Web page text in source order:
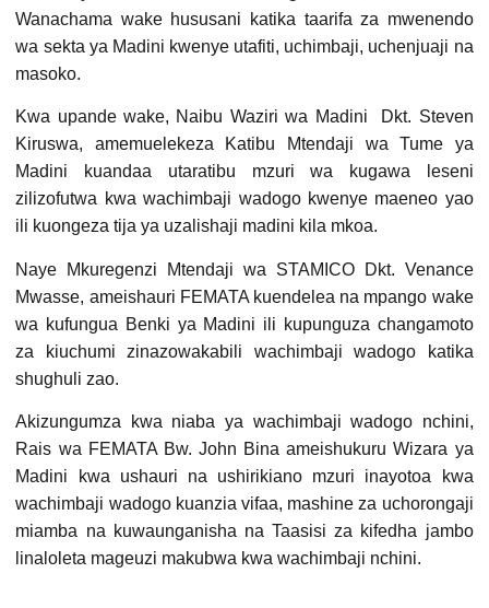
Wanachama wake hususani katika taarifa za mwenendo
wa sekta ya Madini kwenye utafiti, uchimbaji, uchenjuaji na
masoko.
Kwa upande wake, Naibu Waziri wa Madini Dkt. Steven
Kiruswa, amemuelekeza Katibu Mtendaji wa Tume ya
Madini kuandaa utaratibu mzuri wa kugawa leseni
zilizofutwa kwa wachimbaji wadogo kwenye maeneo yao
ili kuongeza tija ya uzalishaji madini kila mkoa.
Naye Mkuregenzi Mtendaji wa STAMICO Dkt. Venance
Mwasse, ameishauri FEMATA kuendelea na mpango wake
wa kufungua Benki ya Madini ili kupunguza changamoto
za kiuchumi zinazowakabili wachimbaji wadogo katika
shughuli zao.
Akizungumza kwa niaba ya wachimbaji wadogo nchini,
Rais wa FEMATA Bw. John Bina ameishukuru Wizara ya
Madini kwa ushauri na ushirikiano mzuri inayotoa kwa
wachimbaji wadogo kuanzia vifaa, mashine za uchorongaji
miamba na kuwaunganisha na Taasisi za kifedha jambo
linaloleta mageuzi makubwa kwa wachimbaji nchini.